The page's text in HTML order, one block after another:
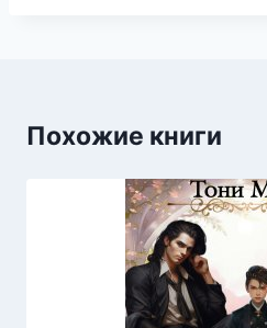
Похожие книги